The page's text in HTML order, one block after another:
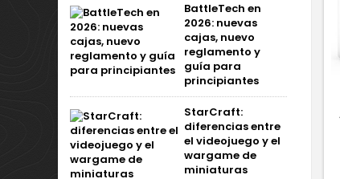
BattleTech en
2026: nuevas
cajas, nuevo
reglamento y
guía para
principiantes
StarCraft:
diferencias entre
el videojuego y el
wargame de
miniaturas